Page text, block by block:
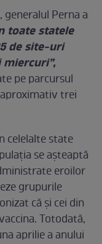
Perna a
toate statele
de site-uri
pe parcursul
trei
celelalte state
se așteaptă
eroilor
grupurile
că și cei din
Totodată,
aprilie a anului